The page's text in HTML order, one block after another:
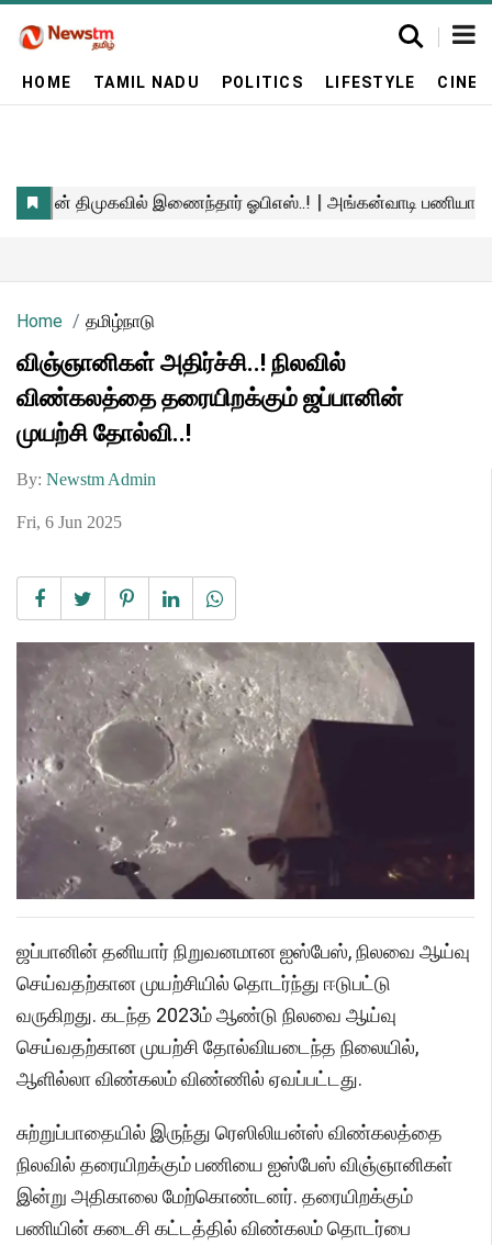
HOME TAMIL NADU POLITICS LIFESTYLE
Home தமிழ்நாடு
விஞ்ஞானிகள் அதிர்ச்சி..! நிலவில்
விண்கலத்தை தரையிறக்கும் ஜப்பானின்
முயற்சி தோல்வி..!
By: Newstm Admin
Fri, 6 Jun 2025
ஜப்பானின் தனியார் நிறுவனமான ஐஸ்பேஸ், நிலவை ஆய்வு
செய்வதற்கான முயற்சியில் தொடர்ந்து ஈடுபட்டு
வருகிறது. கடந்த 2023ம் ஆண்டு நிலவை ஆய்வு
செய்வதற்கான முயற்சி தோல்வியடைந்த நிலையில்,
ஆளில்லா விண்கலம் விண்ணில் ஏவப்பட்டது.
சுற்றுப்பாதையில் இருந்து ரெஸிலியன்ஸ் விண்கலத்தை
நிலவில் தரையிறக்கும் பணியை ஐஸ்பேஸ் விஞ்ஞானிகள்
இன்று அதிகாலை மேற்கொண்டனர். தரையிறக்கும்
பணியின் கடைசி கட்டத்தில் விண்கலம் தொடர்பை